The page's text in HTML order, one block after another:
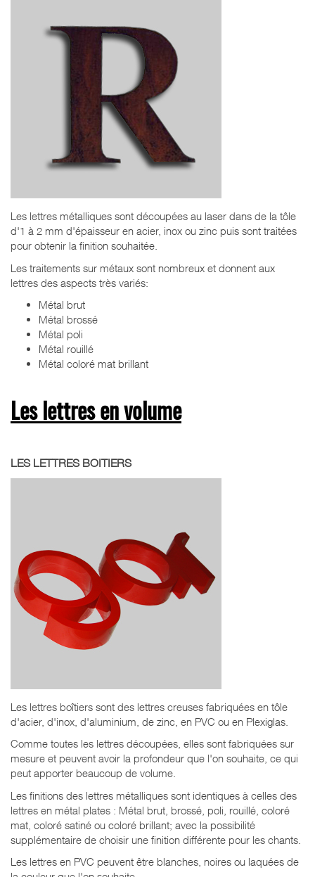
Les lettres métalliques sont découpées au laser dans de la tôle
d'1 à 2 mm d'épaisseur en acier, inox ou zinc puis sont traitées
pour obtenir la finition souhaitée.
Les traitements sur métaux sont nombreux et donnent aux
lettres des aspects très variés:
Métal brut
Métal brossé
Métal poli
Métal rouillé
Métal coloré mat brillant
Les lettres en volume
LES LETTRES BOITIERS
Les lettres boîtiers sont des lettres creuses fabriquées en tôle
d'acier, d'inox, d'aluminium, de zinc, en PVC ou en Plexiglas.
Comme toutes les lettres découpées, elles sont fabriquées sur
mesure et peuvent avoir la profondeur que l'on souhaite, ce qui
peut apporter beaucoup de volume.
Les finitions des lettres métalliques sont identiques à celles des
lettres en métal plates : Métal brut, brossé, poli, rouillé, coloré
mat, coloré satiné ou coloré brillant; avec la possibilité
supplémentaire de choisir une finition différente pour les chants.
Les lettres en PVC peuvent être blanches, noires ou laquées de